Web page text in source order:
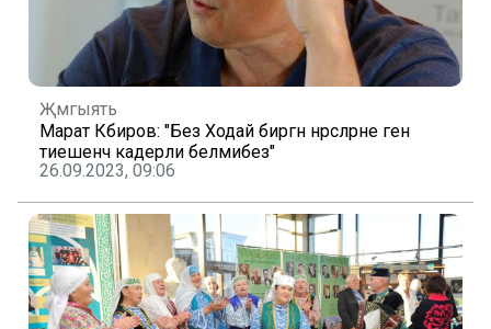
Җәмгыять
Марат Кәбиров: "Без Ходай биргән нәрсәләрне генә
тиешенчә кадерли белмибез"
26.09.2023, 09:06